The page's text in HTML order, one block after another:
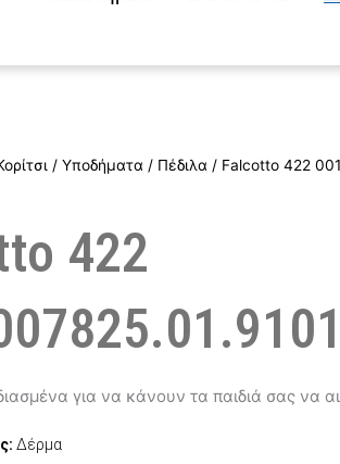
/ Υποδήματα / Πέδιλα / Falcotto 422
422
για να κάνουν τα παιδιά σας να
Δέρμα